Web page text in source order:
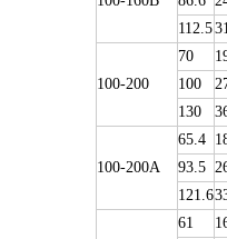
112.5
100-200
70
100
130
100-200A
65.4
93.5
121.6
61